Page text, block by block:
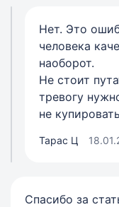
Нет. Это
человека
наоборот.
Не стоит
тревогу
не
Тарас Ц
Спасибо за